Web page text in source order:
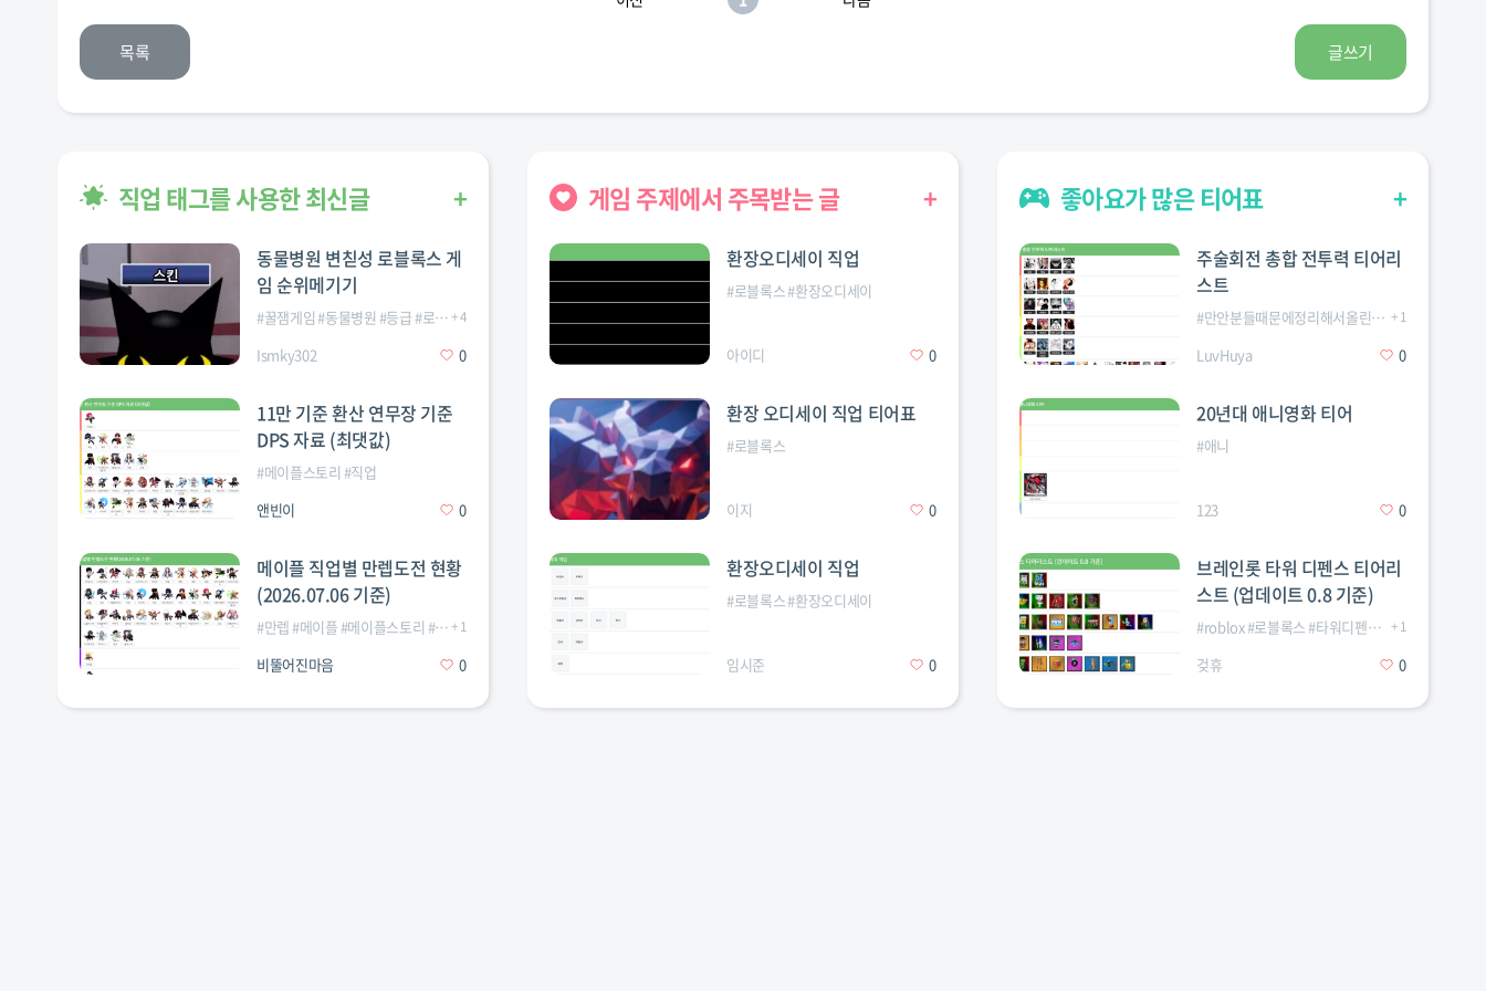
목록 글쓰기
직업 태그를 사용한 최신글 +
동물병원 변칟성 로블록스 게
임 순위메기기
#꿀잼게임#동물병원 #등급#로블록스 +4
Ismky302 0
11만 기준 환산 연무장 기준
DPS 자료 (최댓값)
#메이플스토리 #직업
앤빈이
0
메이플 직업별 만렙도전 현황
(2026.07.06 기준)
#만렙#메이플#메이플스토리 #직업
+1
비뚤어진마음 0
게임 주제에서 주목받는 글 +
환장오디세이 직업
#로블록스#환장오디세이
아이디 0
환장 오디세이 직업 티어표
#로블록스
이지 0
환장오디세이 직업
#로블록스#환장오디세이
임시준 0
좋아요가 많은 티어표 +
주술회전 총합 전투력 티어리
스트
#만안분들때문에정리해서올린다 #주술회전
+1
LuvHuya 0
20년대 애니영화 티어
#애니
123 0
브레인롯 타워 디펜스 티어리
스트 (업데이트 0.8 기준)
#roblox#로블록스#타워디펜스 티어리스트
+1
겆휴 0